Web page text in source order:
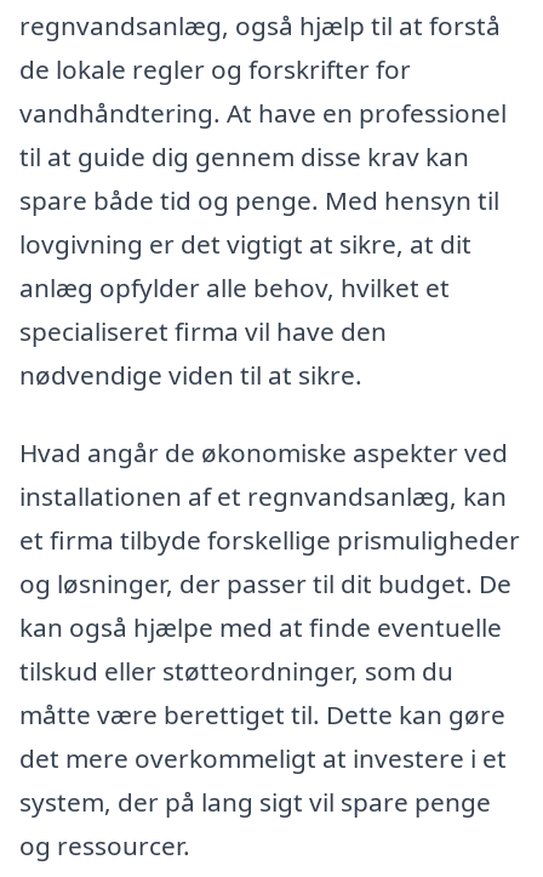
regnvandsanlæg, også hjælp til at forstå
de lokale regler og forskrifter for
vandhåndtering. At have en professionel
til at guide dig gennem disse krav kan
spare både tid og penge. Med hensyn til
lovgivning er det vigtigt at sikre, at dit
anlæg opfylder alle behov, hvilket et
specialiseret firma vil have den
nødvendige viden til at sikre.
Hvad angår de økonomiske aspekter ved
installationen af et regnvandsanlæg, kan
et firma tilbyde forskellige prismuligheder
og løsninger, der passer til dit budget. De
kan også hjælpe med at finde eventuelle
tilskud eller støtteordninger, som du
måtte være berettiget til. Dette kan gøre
det mere overkommeligt at investere i et
system, der på lang sigt vil spare penge
og ressourcer.